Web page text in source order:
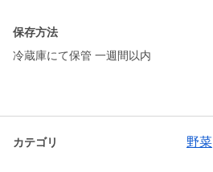
保存方法
冷蔵庫にて保管 一週間以内
カテゴリ 野菜